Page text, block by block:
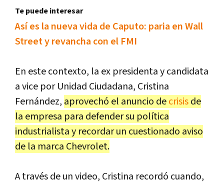
Te puede interesar
Así es la nueva vida de Caputo: paria en Wall
Street y revancha con el FMI
En este contexto, la ex presidenta y candidata
a vice por Unidad Ciudadana, Cristina
Fernández, aprovechó el anuncio decrisisde
la empresa para defender su política
industrialista y recordar un cuestionado aviso
de la marca Chevrolet.
A través de un video, Cristina recordó cuando,